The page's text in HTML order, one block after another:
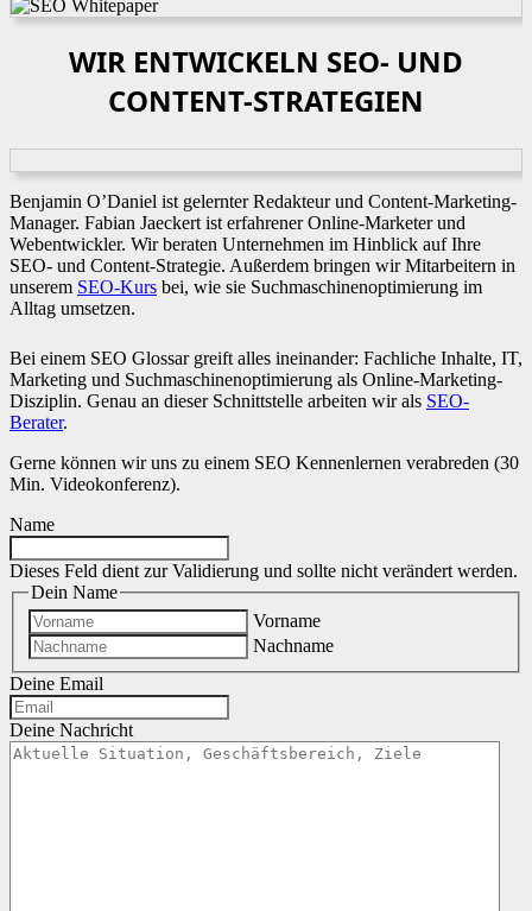
WIR ENTWICKELN SEO- UND
CONTENT-STRATEGIEN
Benjamin O’Daniel ist gelernter Redakteur und Content-Marketing-
Manager. Fabian Jaeckert ist erfahrener Online-Marketer und
Webentwickler. Wir beraten Unternehmen im Hinblick auf Ihre
SEO- und Content-Strategie. Außerdem bringen wir Mitarbeitern in
unserem SEO-Kurs bei, wie sie Suchmaschinenoptimierung im
Alltag umsetzen.
Bei einem SEO Glossar greift alles ineinander: Fachliche Inhalte, IT,
Marketing und Suchmaschinenoptimierung als Online-Marketing-
Disziplin. Genau an dieser Schnittstelle arbeiten wir als SEO-
Berater.
Gerne können wir uns zu einem SEO Kennenlernen verabreden (30
Min. Videokonferenz).
Name
Dieses Feld dient zur Validierung und sollte nicht verändert werden.
Dein Name
Vorname
Nachname
Deine Email
Deine Nachricht